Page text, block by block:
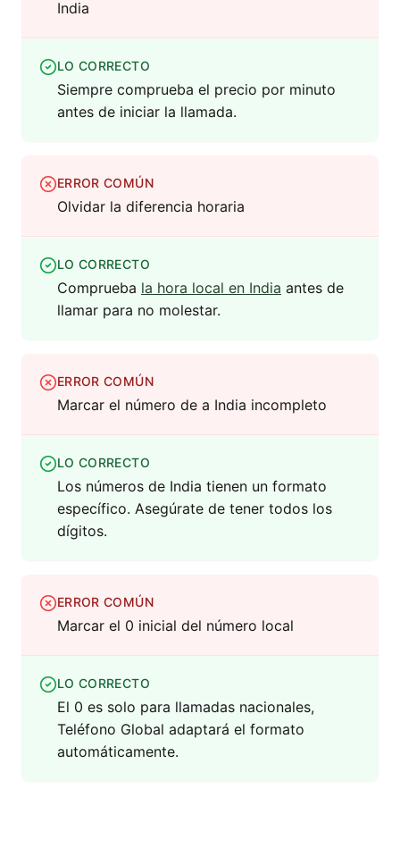
India
LO CORRECTO
Siempre comprueba el precio por minuto
antes de iniciar la llamada.
ERROR COMÚN
Olvidar la diferencia horaria
LO CORRECTO
Comprueba la hora local en India antes de
llamar para no molestar.
ERROR COMÚN
Marcar el número de a India incompleto
LO CORRECTO
Los números de India tienen un formato
específico. Asegúrate de tener todos los
dígitos.
ERROR COMÚN
Marcar el 0 inicial del número local
LO CORRECTO
El 0 es solo para llamadas nacionales,
Teléfono Global adaptará el formato
automáticamente.